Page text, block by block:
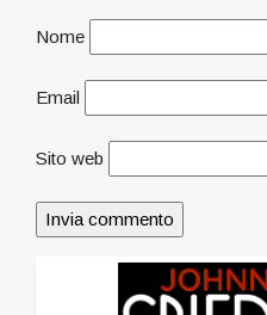
Nome
Email
Sito web